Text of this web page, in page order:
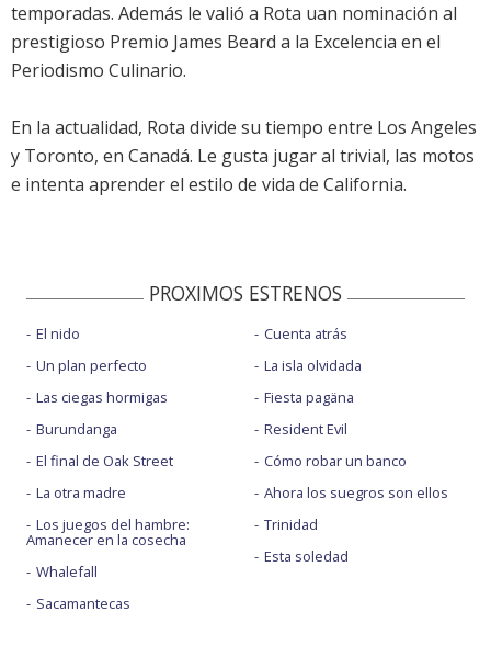
temporadas. Además le valió a Rota uan nominación al
prestigioso Premio James Beard a la Excelencia en el
Periodismo Culinario.
En la actualidad, Rota divide su tiempo entre Los Angeles
y Toronto, en Canadá. Le gusta jugar al trivial, las motos
e intenta aprender el estilo de vida de California.
PROXIMOS ESTRENOS
El nido
Un plan perfecto
Las ciegas hormigas
Burundanga
El final de Oak Street
La otra madre
Los juegos del hambre:
Amanecer en la cosecha
Whalefall
Sacamantecas
Cuenta atrás
La isla olvidada
Fiesta pagäna
Resident Evil
Cómo robar un banco
Ahora los suegros son ellos
Trinidad
Esta soledad